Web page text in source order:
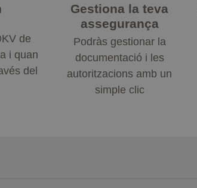
de
i quan
del
Gestiona la teva
assegurança
Podràs gestionar la
documentació i les
autoritzacions amb un
simple clic